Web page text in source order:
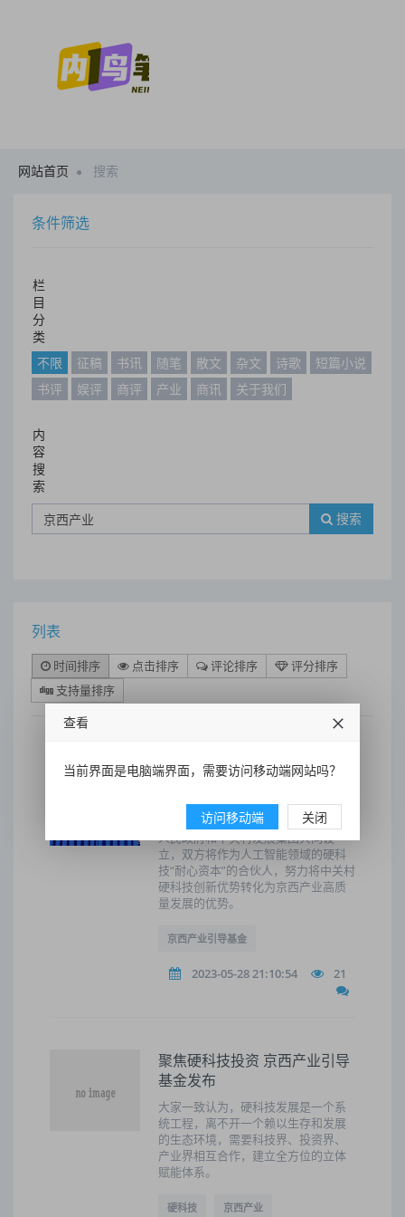
网站首页 搜索
条件筛选
栏
目
分
类
不限
征稿 书讯 随笔 散文 杂文 诗歌
短篇小说
书评
娱评 商评 产业 商讯 关于我们
内
容
搜
索
搜索
列表
时间排序 点击排序 评论排序
评分排序
支持量排序
规模10.1亿元聚焦硬科技，京
京西产业引导基金由北京市门头沟区
人民政府和中关村发展集团共同设
立，双方将作为人工智能领域的硬科
技“耐心资本”的合伙人，努力将中关村
硬科技创新优势转化为京西产业高质
量发展的优势。
京西产业引导基金
2023-05-28 21:10:54 21
聚焦硬科技投资 京西产业引导
基金发布
大家一致认为，硬科技发展是一个系
统工程，离不开一个赖以生存和发展
的生态环境，需要科技界、投资界、
产业界相互合作，建立全方位的立体
赋能体系。
硬科技 京西产业
查看
当前界面是电脑端界面，需要访问移动端网站吗？
访问移动端 关闭